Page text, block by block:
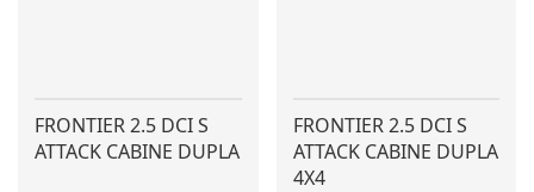
FRONTIER 2.5 DCI S
ATTACK CABINE DUPLA
FRONTIER 2.5 DCI S
ATTACK CABINE DUPLA
4X4